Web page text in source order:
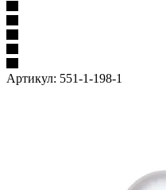
Артикул: 551-1-198-1